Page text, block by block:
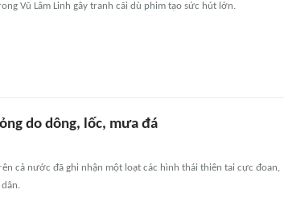
Vũ Lâm Linh gây tranh cãi dù phim tạo sức hút lớn.
do dông, lốc, mưa đá
cả nước đã ghi nhận một loạt các hình thái thiên tai cực đoan,